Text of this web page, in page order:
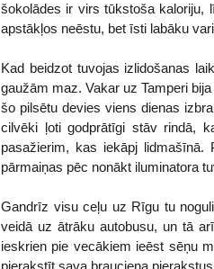
šokolādes ir virs tūkstoša kaloriju,
apstākļos neēstu, bet īsti labāku
Kad beidzot tuvojas izlidošanas
gaužām maz. Vakar uz Tamperi
šo pilsētu devies viens dienas
cilvēki ļoti godprātīgi stāv rindā,
pasažierim, kas iekāpj
pārmaiņas pēc nonākt iluminatora
Gandrīz visu ceļu uz Rīgu tu
veidā uz ātrāku autobusu, un tā
ieskrien pie vecākiem ieēst sēņu
pierakstīt sava brauciena